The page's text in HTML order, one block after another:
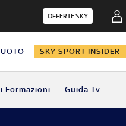
OFFERTE SKY
SKY SPORT INSIDER
Formazioni Guida Tv